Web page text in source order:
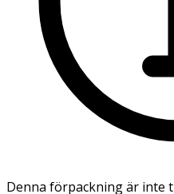
Denna förpackning är inte